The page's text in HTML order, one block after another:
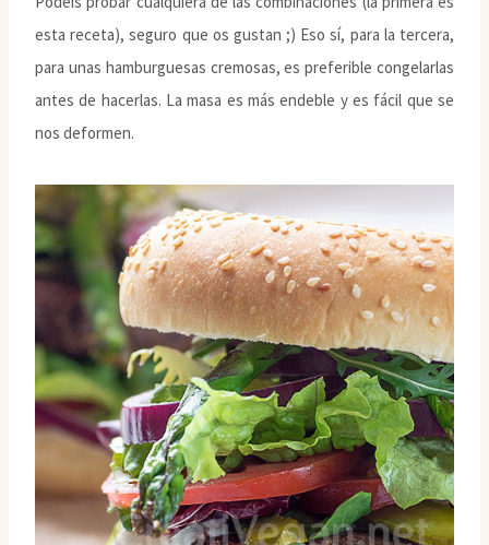
esta receta), seguro que os gustan ;) Eso sí, para la tercera,
para unas hamburguesas cremosas, es preferible congelarlas
antes de hacerlas. La masa es más endeble y es fácil que se
nos deformen.